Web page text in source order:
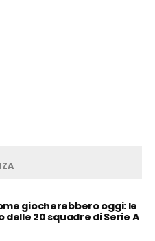
giocherebbero oggi: le
20 squadre di Serie A